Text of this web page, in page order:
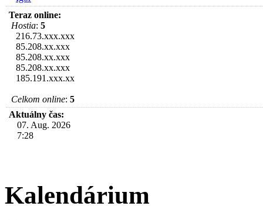
Teraz online:
Hostia: 5
216.73.xxx.xxx
85.208.xx.xxx
85.208.xx.xxx
85.208.xx.xxx
185.191.xxx.xx
Celkom online: 5
Aktuálny čas:
07. Aug. 2026
7:28
Kalendárium